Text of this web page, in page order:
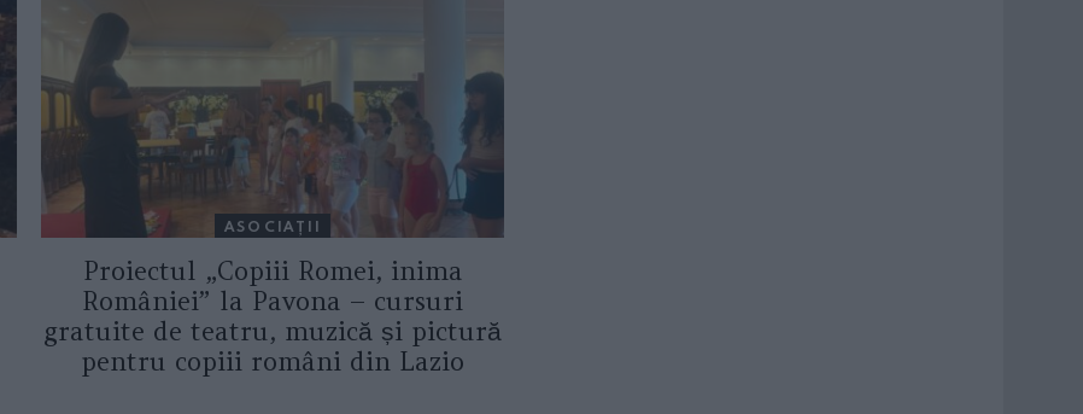
ASOCIAŢII
Proiectul „Copiii Romei, inima
României” la Pavona – cursuri
gratuite de teatru, muzică și pictură
pentru copiii români din Lazio